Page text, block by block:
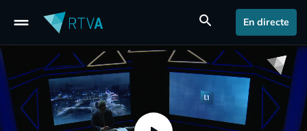
drag_handle search En directe